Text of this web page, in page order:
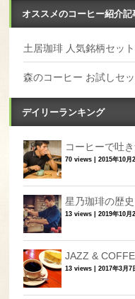
オススメのコーヒー紹介記
土居珈琲 人気銘柄セッ
森のコーヒー お試しセ
デイリーランキング
コーヒーで吐
70 views |2015年10月
星乃珈琲の歴
13 views |2019年10月
JAZZ &
13 views |2017年3月7